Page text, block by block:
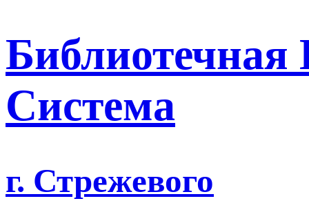
Система
г. Стрежевого